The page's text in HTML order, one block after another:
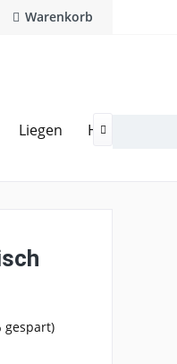
Warenkorb
Liegen Hocker

02594 94 11 0
gespart)